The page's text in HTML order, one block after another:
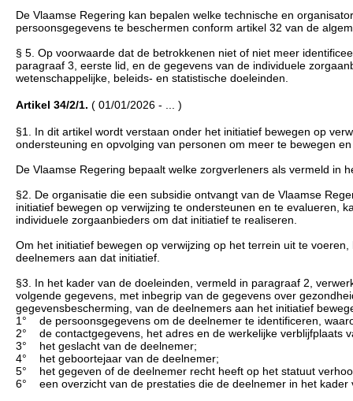
De Vlaamse Regering kan bepalen welke technische en
persoonsgegevens te beschermen conform artikel 32 van de
§ 5. Op voorwaarde dat de betrokkenen niet of niet meer
paragraaf 3, eerste lid, en de gegevens van de individuele
wetenschappelijke, beleids- en statistische doeleinden.
Artikel 34/2/1. ( 01/01/2026 - ... )
§1. In dit artikel wordt verstaan onder het initiatief bewegen op
ondersteuning en opvolging van personen om meer te bewegen
De Vlaamse Regering bepaalt welke zorgverleners als vermeld in
§2. De organisatie die een subsidie ontvangt van de Vlaamse
initiatief bewegen op verwijzing te ondersteunen en te evalueren,
individuele zorgaanbieders om dat initiatief te realiseren.
Om het initiatief bewegen op verwijzing op het terrein uit te
deelnemers aan dat initiatief.
§3. In het kader van de doeleinden, vermeld in paragraaf 2,
volgende gegevens, met inbegrip van de gegevens over
gegevensbescherming, van de deelnemers aan het initiatief
1° de persoonsgegevens om de deelnemer te identificeren,
2° de contactgegevens, het adres en de werkelijke verblijfplaats
3° het geslacht van de deelnemer;
4° het geboortejaar van de deelnemer;
5° het gegeven of de deelnemer recht heeft op het statuut
6° een overzicht van de prestaties die de deelnemer in het kader